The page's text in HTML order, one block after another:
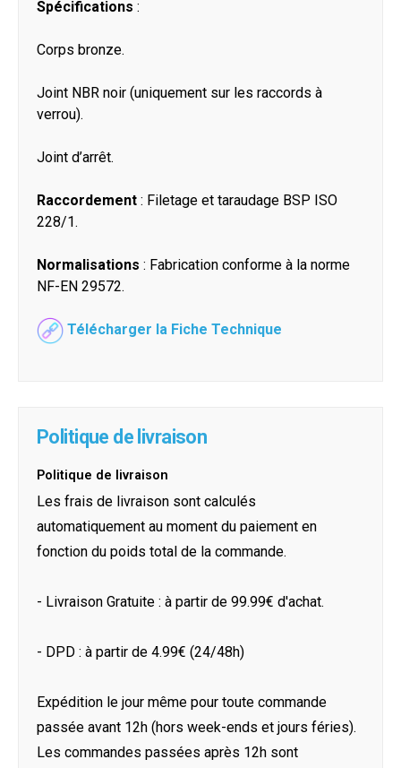
Spécifications :
Corps bronze.
Joint NBR noir (uniquement sur les raccords à
verrou).
Joint d’arrêt.
Raccordement : Filetage et taraudage BSP ISO
228/1.
Normalisations : Fabrication conforme à la norme
NF-EN 29572.
Télécharger la Fiche Technique
Politique de livraison
Politique de livraison
Les frais de livraison sont calculés
automatiquement au moment du paiement en
fonction du poids total de la commande.
- Livraison Gratuite : à partir de 99.99€ d'achat.
- DPD : à partir de 4.99€ (24/48h)
Expédition le jour même pour toute commande
passée avant 12h (hors week-ends et jours féries).
Les commandes passées après 12h sont